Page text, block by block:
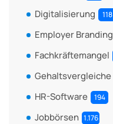
Digitalisierung 118
Employer Branding
Fachkräftemangel
Gehaltsvergleiche
HR-Software 194
Jobbörsen 1.176